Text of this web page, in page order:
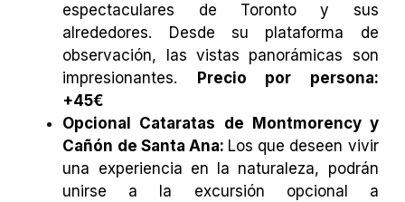
espectaculares de Toronto y sus
alrededores. Desde su plataforma de
observación, las vistas panorámicas son
impresionantes.
Precio por persona:
+45€
Opcional Cataratas de Montmorency y
Cañón de Santa Ana: Los que deseen vivir
una experiencia en la naturaleza, podrán
unirse a la excursión opcional a